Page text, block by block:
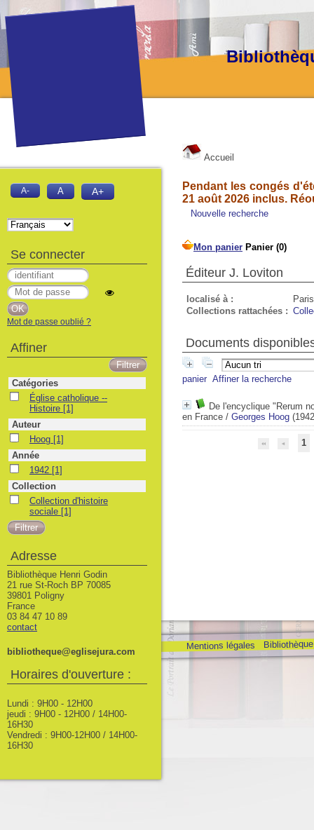
Accueil
Pendant les congés
21 août 2026 inclus.
Nouvelle recherche
Éditeur J. Loviton
localisé à :
Paris
Collections rattachées :
Documents
panier Affiner la recherche
De l'encyclique "Rerum
en France / Georges Hoog
1
Mentions légales
A- A A+
Se connecter
Mot de passe oublié ?
Affiner
Catégories
Église catholique -- Histoire
Église catholique --
Histoire [1]
Auteur
HoogHoog [1]
Année
1942 1942 [1]
Collection
Collection d'histoire sociale
Collection d'histoire
sociale [1]
Adresse
Bibliothèque Henri Godin
21 rue St-Roch BP 70085
39801 Poligny
France
03 84 47 10 89
contact
bibliotheque@eglisejura.com
Horaires d'ouverture :
Lundi : 9H00 - 12H00
jeudi : 9H00 - 12H00 / 14H00-
16H30
Vendredi : 9H00-12H00 / 14H00-
16H30